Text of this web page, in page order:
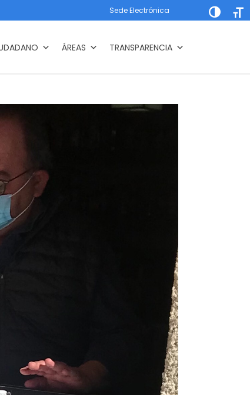
Alternar
Sede Electrónica
ÁREAS TRANSPARENCIA